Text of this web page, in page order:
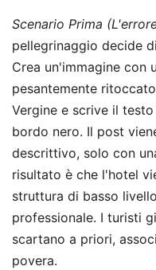
Scenario Prima
pellegrinaggio decide
Crea un'immagine con
pesantemente
Vergine e scrive il
bordo nero. Il post
descrittivo, solo con
risultato è che l'hotel
struttura di basso
professionale. I turisti
scartano a priori,
povera.